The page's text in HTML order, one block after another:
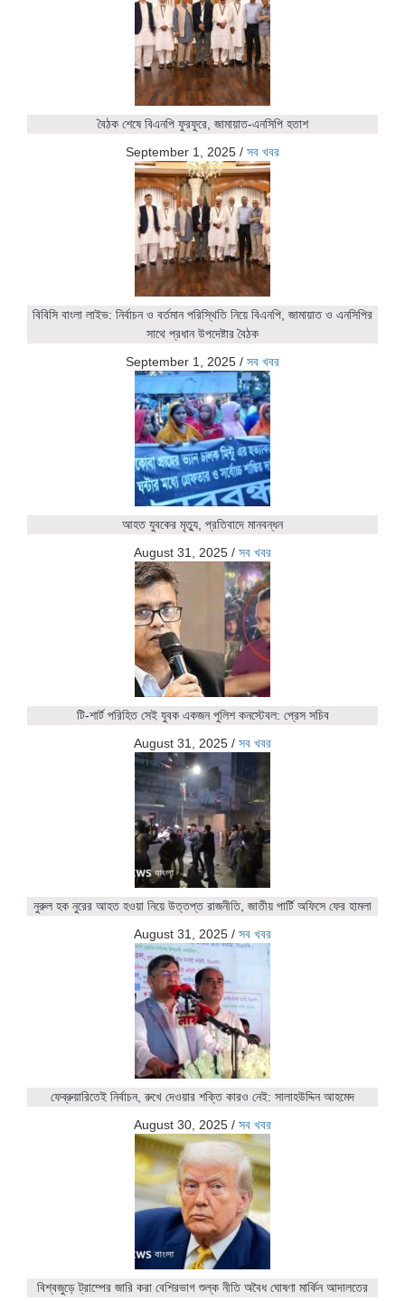
বৈঠক শেষে বিএনপি ফুরফুরে, জামায়াত-এনসিপি হতাশ
September 1, 2025 / সব খবর
বিবিসি বাংলা লাইভ: নির্বাচন ও বর্তমান পরিস্থিতি নিয়ে বিএনপি, জামায়াত ও এনসিপির
সাথে প্রধান উপদেষ্টার বৈঠক
September 1, 2025 / সব খবর
আহত যুবকের মৃত্যু, প্রতিবাদে মানবন্ধন
August 31, 2025 / সব খবর
টি-শার্ট পরিহিত সেই যুবক একজন পুলিশ কনস্টেবল: প্রেস সচিব
August 31, 2025 / সব খবর
নুরুল হক নুরের আহত হওয়া নিয়ে উত্তপ্ত রাজনীতি, জাতীয় পার্টি অফিসে ফের হামলা
August 31, 2025 / সব খবর
ফেব্রুয়ারিতেই নির্বাচন, রুখে দেওয়ার শক্তি কারও নেই: সালাহউদ্দিন আহমেদ
August 30, 2025 / সব খবর
বিশ্বজুড়ে ট্রাম্পের জারি করা বেশিরভাগ শুল্ক নীতি অবৈধ ঘোষণা মার্কিন আদালতের